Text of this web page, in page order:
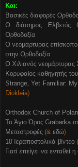
Και:
Βασικές διαφορές
Ο διάσημος Ελβετός
Ορθοδοξία
Ο νεομάρτυρας
στην Ορθοδοξία
Ο Χιλιανός
Κορυφαίος καθηγητής
Strange, Yet Familiar:
Diokleia)
Orthodox Church of
To Άγιο Όρος Grabarka
Μεταστροφές (& εδώ)
10 Ιεραποστολικά βίντεο
Γιατί επείγει να